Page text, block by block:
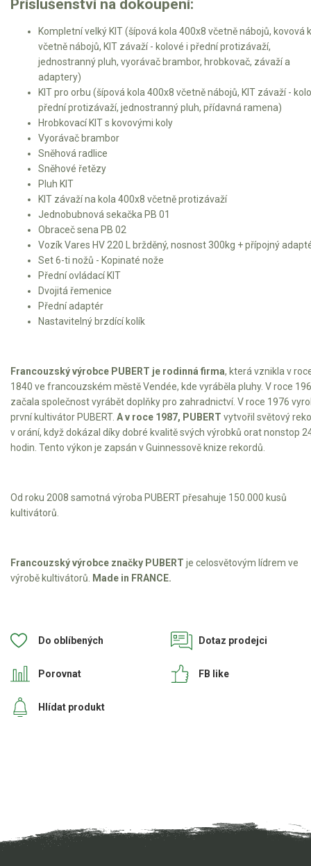
Příslušenství na dokoupení:
Kompletní velký KIT (šípová kola 400x8 včetně nábojů, kovová
včetně nábojů, KIT závaží - kolové i přední protizávaží,
jednostranný pluh, vyorávač brambor, hrobkovač, závaží a
adaptery)
KIT pro orbu (šípová kola 400x8 včetně nábojů, KIT závaží -
přední protizávaží, jednostranný pluh, přídavná ramena)
Hrobkovací KIT s kovovými koly
Vyorávač brambor
Sněhová radlice
Sněhové řetězy
Pluh KIT
KIT závaží na kola 400x8 včetně protizávaží
Jednobubnová sekačka PB 01
Obraceč sena PB 02
Vozík Vares HV 220 L bržděný, nosnost 300kg + přípojný
Set 6-ti nožů - Kopinaté nože
Přední ovládací KIT
Dvojitá řemenice
Přední adaptér
Nastavitelný brzdící kolík
Francouzský výrobce PUBERT je rodinná firma, která vznikla v
1840 ve francouzském městě Vendée, kde vyráběla pluhy. V roce
začala společnost vyrábět doplňky pro zahradnictví. V roce 1976
první kultivátor PUBERT. A v roce 1987, PUBERT vytvořil světový
v orání, když dokázal díky dobré kvalitě svých výrobků orat nonstop
hodin. Tento výkon je zapsán v Guinnessově knize rekordů.
Od roku 2008 samotná výroba PUBERT přesahuje 150.000 kusů
kultivátorů.
Francouzský výrobce značky PUBERT je celosvětovým lídrem ve
výrobě kultivátorů.
Made in FRANCE.
Do oblíbených
Porovnat
Dotaz prodejci
Hlídat produkt
FB like